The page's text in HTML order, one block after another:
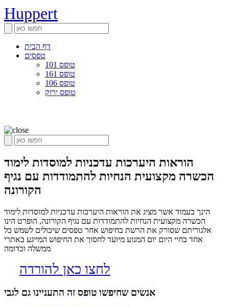
Huppert
דף הבית
טפסים
טופס 101
טופס 161
טופס 106
טופס ירוק
הוראות היערכות עדכניות למוסדות לימוד
הכשרה מקצועית הנחיות להתמודדות עם נגיף
הקורונה
הינך בעמוד אשר מציג את הוראות היערכות עדכניות למוסדות לימוד
הכשרה מקצועית הנחיות להתמודדות עם נגיף הקורונה, הופרט הינו
אלגוריתם שסורק את הרשת בחיפוש אחר טפסים שיכולים לשמש כל
אחד בחיי היום יום המנוע מיועד לחסוך את החיפוש המייגע באתרי
ממשלה וכדומה
לחצו כאן להורדה
אנשים שחיפשו טופס זה התעניינו גם לגבי